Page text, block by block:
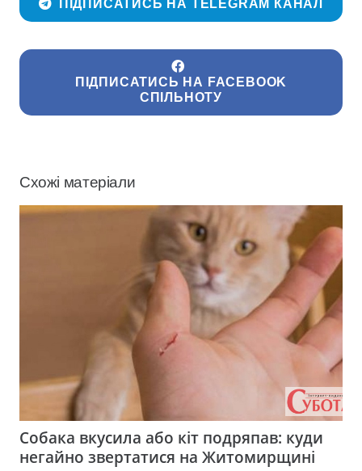
ПІДПИСАТИСЬ НА TELEGRAM КАНАЛ
ПІДПИСАТИСЬ НА FACEBOOK
СПІЛЬНОТУ
Схожі матеріали
Собака вкусила або кіт подряпав: куди
негайно звертатися на Житомирщині